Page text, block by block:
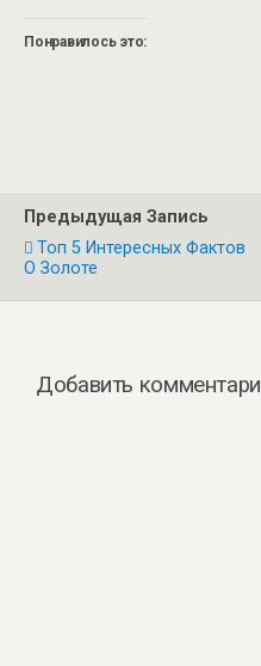
Понравилось это:
Предыдущая Запись
Топ 5 Интересных Фактов
О Золоте
Добавить